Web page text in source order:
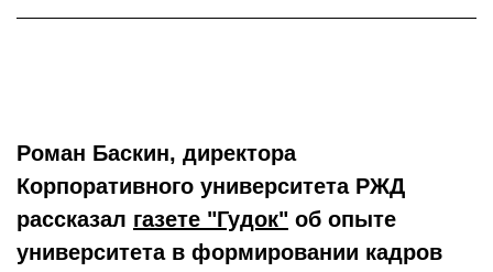
Роман Баскин, директора
Корпоративного университета РЖД
рассказал газете "Гудок" об опыте
университета в формировании кадров